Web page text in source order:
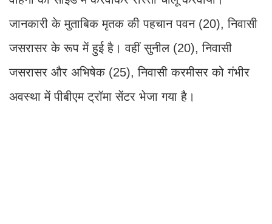
जानकारी के मुताबिक मृतक की पहचान पवन (20), निवासी
जसरासर के रूप में हुई है। वहीं सुनील (20), निवासी
जसरासर और अभिषेक (25), निवासी करमीसर को गंभीर
अवस्था में पीबीएम ट्रॉमा सेंटर भेजा गया है।